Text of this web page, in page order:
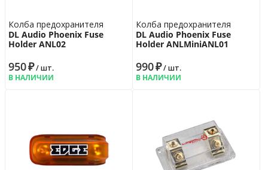
Колба предохранителя
DL Audio Phoenix Fuse
Holder ANL02
950₽/ шт.
В НАЛИЧИИ
Колба предохранителя
DL Audio Phoenix Fuse
Holder ANLMiniANL01
990₽/ шт.
В НАЛИЧИИ